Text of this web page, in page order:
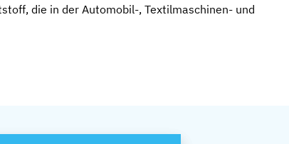
die in der Automobil-, Textilmaschinen- und